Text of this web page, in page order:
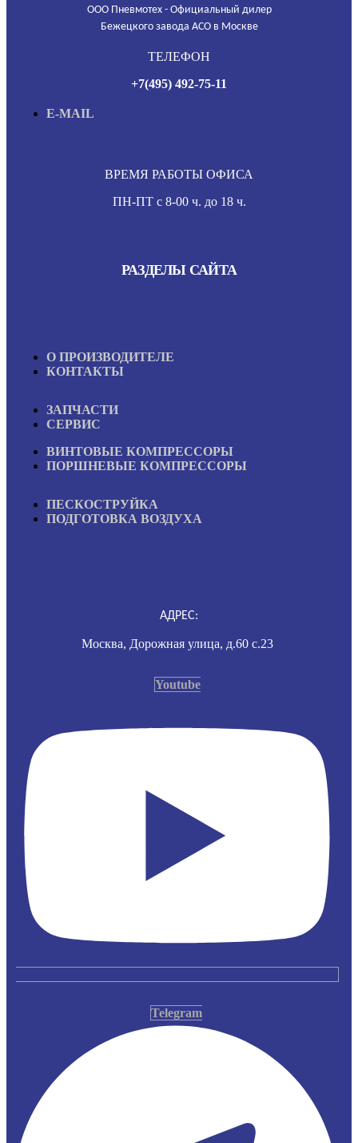
ООО Пневмотех - Официальный дилер
Бежецкого завода АСО в Москве
ТЕЛЕФОН
+7(495) 492-75-11
E-MAIL
ВРЕМЯ РАБОТЫ ОФИСА
ПН-ПТ с 8-00 ч. до 18 ч.
РАЗДЕЛЫ САЙТА
О ПРОИЗВОДИТЕЛЕ
КОНТАКТЫ
ЗАПЧАСТИ
СЕРВИС
ВИНТОВЫЕ КОМПРЕССОРЫ
ПОРШНЕВЫЕ КОМПРЕССОРЫ
ПЕСКОСТРУЙКА
ПОДГОТОВКА ВОЗДУХА
АДРЕС:
Москва, Дорожная улица, д.60 с.23
Youtube
Telegram